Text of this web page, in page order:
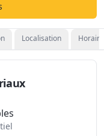
Localisation